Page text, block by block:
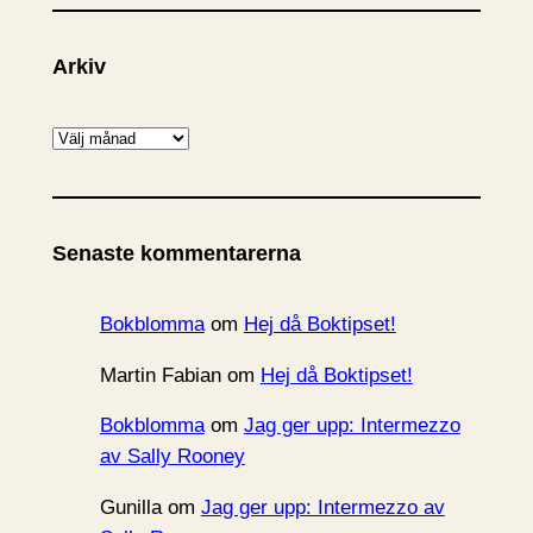
Arkiv
A
k
v
Senaste kommentarerna
Bokblommaom Hej då Boktipset!
Martin Fabianom Hej då Boktipset!
Bokblommaom Jag ger upp: Intermezzo
av Sally Rooney
Gunillaom Jag ger upp: Intermezzo av